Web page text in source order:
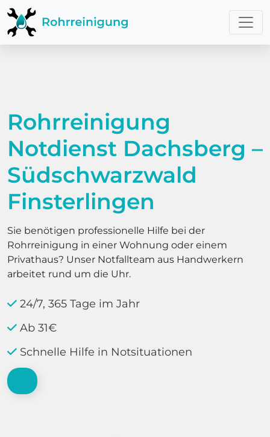
Rohrreinigung
Notdienst Dachsberg –
Südschwarzwald
Finsterlingen
Sie benötigen professionelle Hilfe bei der
Rohrreinigung in einer Wohnung oder einem
Privathaus? Unser Notfallteam aus Handwerkern
arbeitet rund um die Uhr.
24/7, 365 Tage im Jahr
Ab 31€
Schnelle Hilfe in Notsituationen